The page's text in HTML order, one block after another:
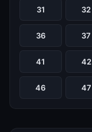
31 32
36 37
41 42
46 47